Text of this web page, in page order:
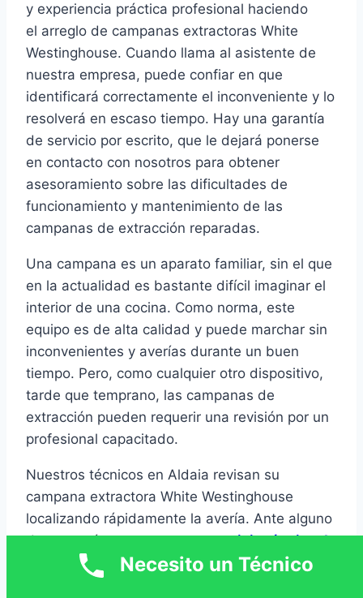
y experiencia práctica profesional haciendo
el arreglo de campanas extractoras White
Westinghouse. Cuando llama al asistente de
nuestra empresa, puede confiar en que
identificará correctamente el inconveniente y lo
resolverá en escaso tiempo. Hay una garantía
de servicio por escrito, que le dejará ponerse
en contacto con nosotros para obtener
asesoramiento sobre las dificultades de
funcionamiento y mantenimiento de las
campanas de extracción reparadas.
Una campana es un aparato familiar, sin el que
en la actualidad es bastante difícil imaginar el
interior de una cocina. Como norma, este
equipo es de alta calidad y puede marchar sin
inconvenientes y averías durante un buen
tiempo. Pero, como cualquier otro dispositivo,
tarde que temprano, las campanas de
extracción pueden requerir una revisión por un
profesional capacitado.
Nuestros técnicos en Aldaia revisan su
campana extractora White Westinghouse
localizando rápidamente la avería. Ante alguno
de estos síntomas, nuestroservicio técnico de
campanas extractoras White Westinghouse
Necesito un Técnico